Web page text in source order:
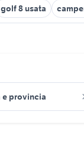
golf 8 usata